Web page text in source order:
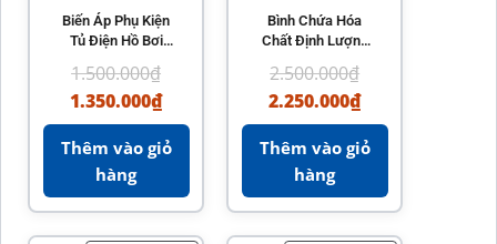
Biến Áp Phụ Kiện
Tủ Điện Hồ Bơi
1.500.000₫
1.350.000₫
Thêm vào giỏ
hàng
Bình Chứa Hóa
Chất Định Lượng
2.500.000₫
2.250.000₫
Thêm vào giỏ
hàng